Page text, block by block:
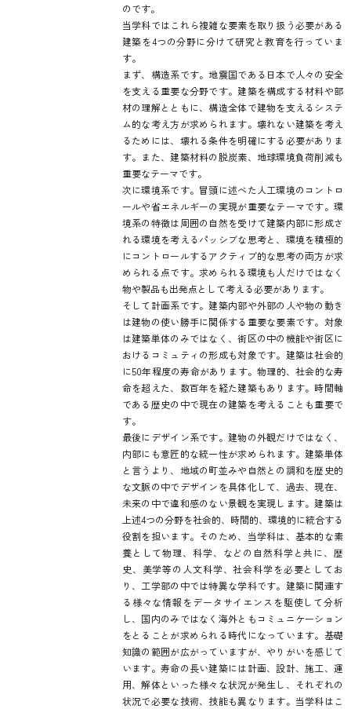
のです。
当学科ではこれら複雑な要素を取り扱う必要がある
建築を4つの分野に分けて研究と教育を行っていま
す。
まず、構造系です。地震国である日本で人々の安全
を支える重要な分野です。建築を構成する材料や部
材の理解とともに、構造全体で建物を支えるシステ
ム的な考え方が求められます。壊れない建築を考え
るためには、壊れる条件を明確にする必要がありま
す。また、建築材料の脱炭素、地球環境負荷削減も
重要なテーマです。
次に環境系です。冒頭に述べた人工環境のコントロ
ールや省エネルギーの実現が重要なテーマです。環
境系の特徴は周囲の自然を受けて建築内部に形成さ
れる環境を考えるパッシブな思考と、環境を積極的
にコントロールするアクティブ的な思考の両方が求
められる点です。求められる環境も人だけではなく
物や製品も出発点として考える必要があります。
そして計画系です。建築内部や外部の人や物の動き
は建物の使い勝手に関係する重要な要素です。対象
は建築単体のみではなく、街区の中の機能や街区に
おけるコミュティの形成も対象です。建築は社会的
に50年程度の寿命があります。物理的、社会的な寿
命を超えた、数百年を経た建築もあります。時間軸
である歴史の中で現在の建築を考えることも重要で
す。
最後にデザイン系です。建物の外観だけではなく、
内部にも意匠的な統一性が求められます。建築単体
と言うより、地域の町並みや自然との調和を歴史的
な文脈の中でデザインを具体化して、過去、現在、
未来の中で違和感のない景観を実現します。建築は
上述4つの分野を社会的、時間的、環境的に統合する
役割を担います。そのため、当学科は、基本的な素
養として物理、科学、などの自然科学と共に、歴
史、美学等の人文科学、社会科学を必要としてお
り、工学部の中では特異な学科です。建築に関連す
る様々な情報をデータサイエンスを駆使して分析
し、国内のみではなく海外ともコミュニケーション
をとることが求められる時代になっています。基礎
知識の範囲が広がっていますが、やりがいを感じて
います。寿命の長い建築には計画、設計、施工、運
用、解体といった様々な状況が発生し、それぞれの
状況で必要な技術、技能も異なります。当学科はこ